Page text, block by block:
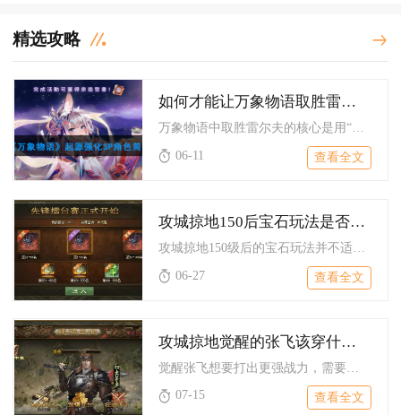
精选攻略
如何才能让万象物语取胜雷尔夫
万象物语中取胜雷尔夫的核心是用“强控罚站+破甲爆发+稳定续航...
06-11
查看全文
攻城掠地150后宝石玩法是否适合新手玩家
攻城掠地150级后的宝石玩法并不适合纯新手玩家，更适合有一定...
06-27
查看全文
攻城掠地觉醒的张飞该穿什么装备才能更厉害
觉醒张飞想要打出更强战力，需要按照国战防守、副本推图、比武单...
07-15
查看全文